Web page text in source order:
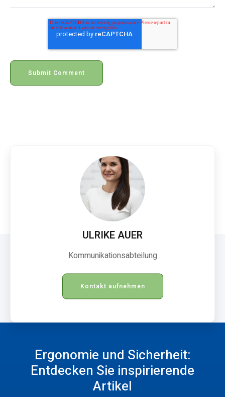
ULRIKE AUER
Kommunikationsabteilung
Kontakt aufnehmen
Ergonomie und Sicherheit:
Entdecken Sie inspirierende
Artikel